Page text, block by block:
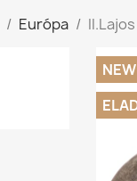
Európa
NEW